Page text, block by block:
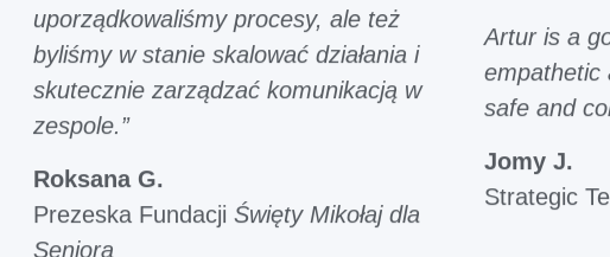
uporządkowaliśmy procesy, ale też
byliśmy w stanie skalować działania i
skutecznie zarządzać komunikacją w
zespole.”
Roksana G.
Prezeska Fundacji Święty Mikołaj dla
Seniora
Artur is a
empathetic
safe and
Jomy J.
Strategic